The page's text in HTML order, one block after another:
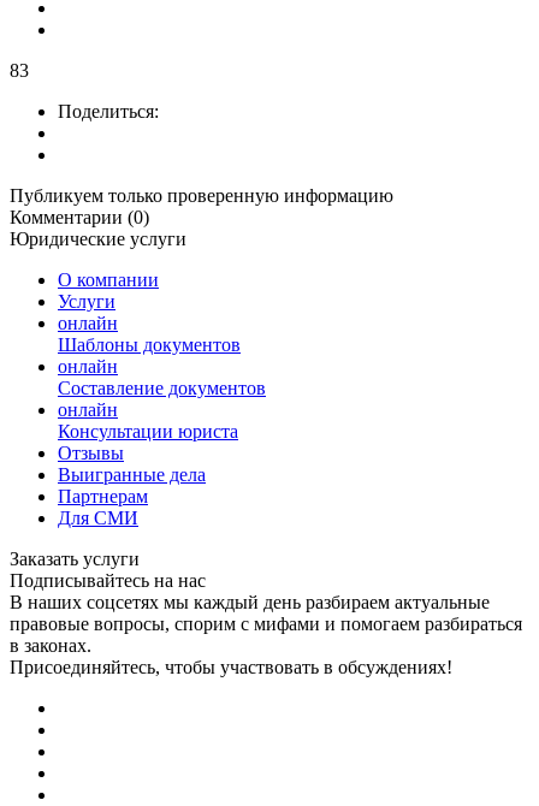
83
Поделиться:
Публикуем только проверенную информацию
Комментарии (0)
Юридические услуги
О компании
Услуги
онлайн
Шаблоны документов
онлайн
Составление документов
онлайн
Консультации юриста
Отзывы
Выигранные дела
Партнерам
Для СМИ
Заказать услуги
Подписывайтесь на нас
В наших соцсетях мы каждый день разбираем актуальные
правовые вопросы, спорим с мифами и помогаем разбираться
в законах.
Присоединяйтесь, чтобы участвовать в обсуждениях!